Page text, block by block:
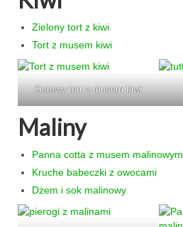
Zielony tort z kiwi
Tort z musem kiwi
Gotowy tort z musem kiwi
Maliny
Panna cotta z musem malinowym
Kruche babeczki z owocami
Dżem i sok malinowy